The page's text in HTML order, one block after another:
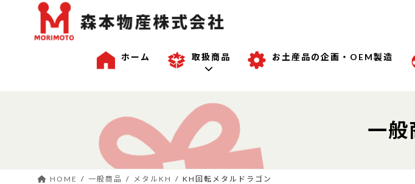
ホーム 取扱商品
一般商品
沖縄商品
お土産品の企画・OEM製造
一般
HOME 一般商品 メタルKH KH回転メタルドラゴン